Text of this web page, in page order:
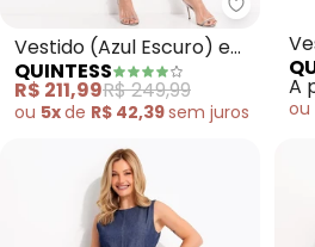
Vestido (Azul Escuro) em
Crepe Plano
QUINTESS
R$ 211,99R$ 249,99
ou 5xde R$ 42,39sem juros
A
ou